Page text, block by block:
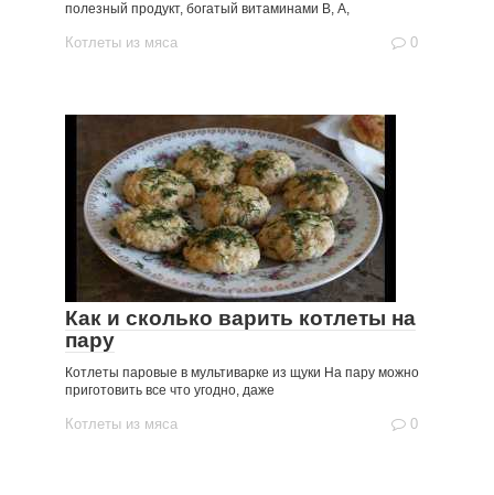
полезный продукт, богатый витаминами В, A,
Котлеты из мяса 0
Как и сколько варить котлеты на
пару
Котлеты паровые в мультиварке из щуки На пару можно
приготовить все что угодно, даже
Котлеты из мяса 0